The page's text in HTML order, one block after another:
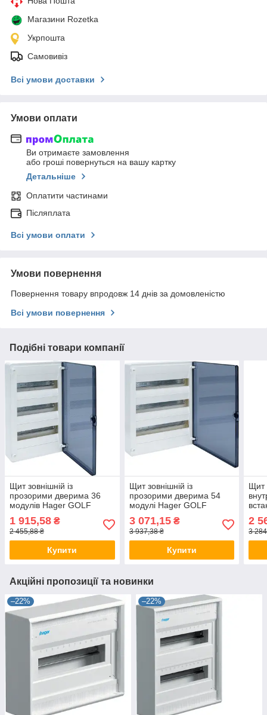
Магазини Rozetka
Укрпошта
Самовивіз
Всі умови доставки
Умови оплати
Ви отримаєте замовлення
або гроші повернуться на вашу картку
Детальніше
Оплатити частинами
Післяплата
Всі умови оплати
Умови повернення
Повернення товару впродовж 14 днів за домовленістю
Всі умови повернення
Подібні товари компанії
Щит зовнішній із
прозорими дверима 36
модулів Hager GOLF
шафа розподільна для
автоматів
1 915,58 ₴
2 455,88 ₴
Купити
Щит зовнішній із
прозорими дверима 54
модулі Hager GOLF
шафа розподільна для
автоматів
3 071,15₴
3 937,38 ₴
Купити
Щит
2
3
Акційні пропозиції та новинки
–22% –22%